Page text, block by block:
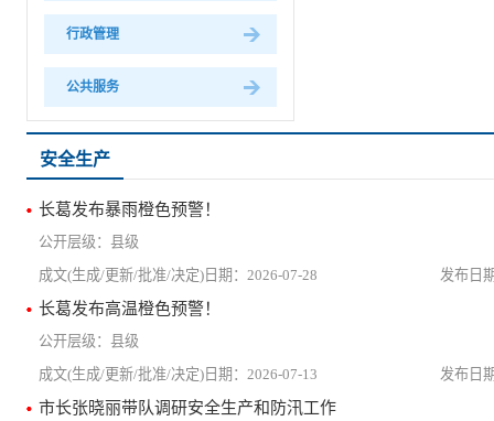
行政管理
公共服务
安全生产
长葛发布暴雨橙色预警！
县级
2026-07-28
长葛发布高温橙色预警！
县级
2026-07-13
市长张晓丽带队调研安全生产和防汛工作